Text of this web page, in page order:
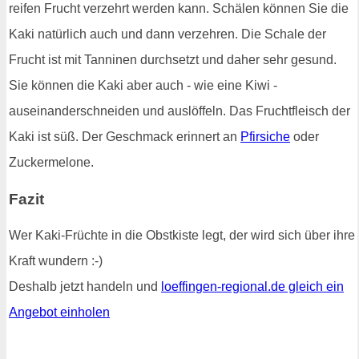
reifen Frucht verzehrt werden kann. Schälen können Sie die
Kaki natürlich auch und dann verzehren. Die Schale der
Frucht ist mit Tanninen durchsetzt und daher sehr gesund.
Sie können die Kaki aber auch - wie eine Kiwi -
auseinanderschneiden und auslöffeln. Das Fruchtfleisch der
Kaki ist süß. Der Geschmack erinnert an Pfirsiche oder
Zuckermelone.
Fazit
Wer Kaki-Früchte in die Obstkiste legt, der wird sich über ihre
Kraft wundern :-)
Deshalb jetzt handeln und loeffingen-regional.de gleich ein
Angebot einholen